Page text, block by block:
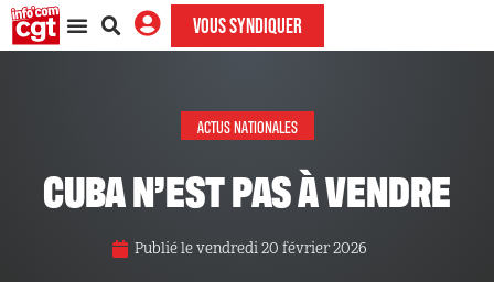
VOUS SYNDIQUER
ACTUS NATIONALES
CUBA N’EST PAS À VENDRE
Publié levendredi 20 février 2026